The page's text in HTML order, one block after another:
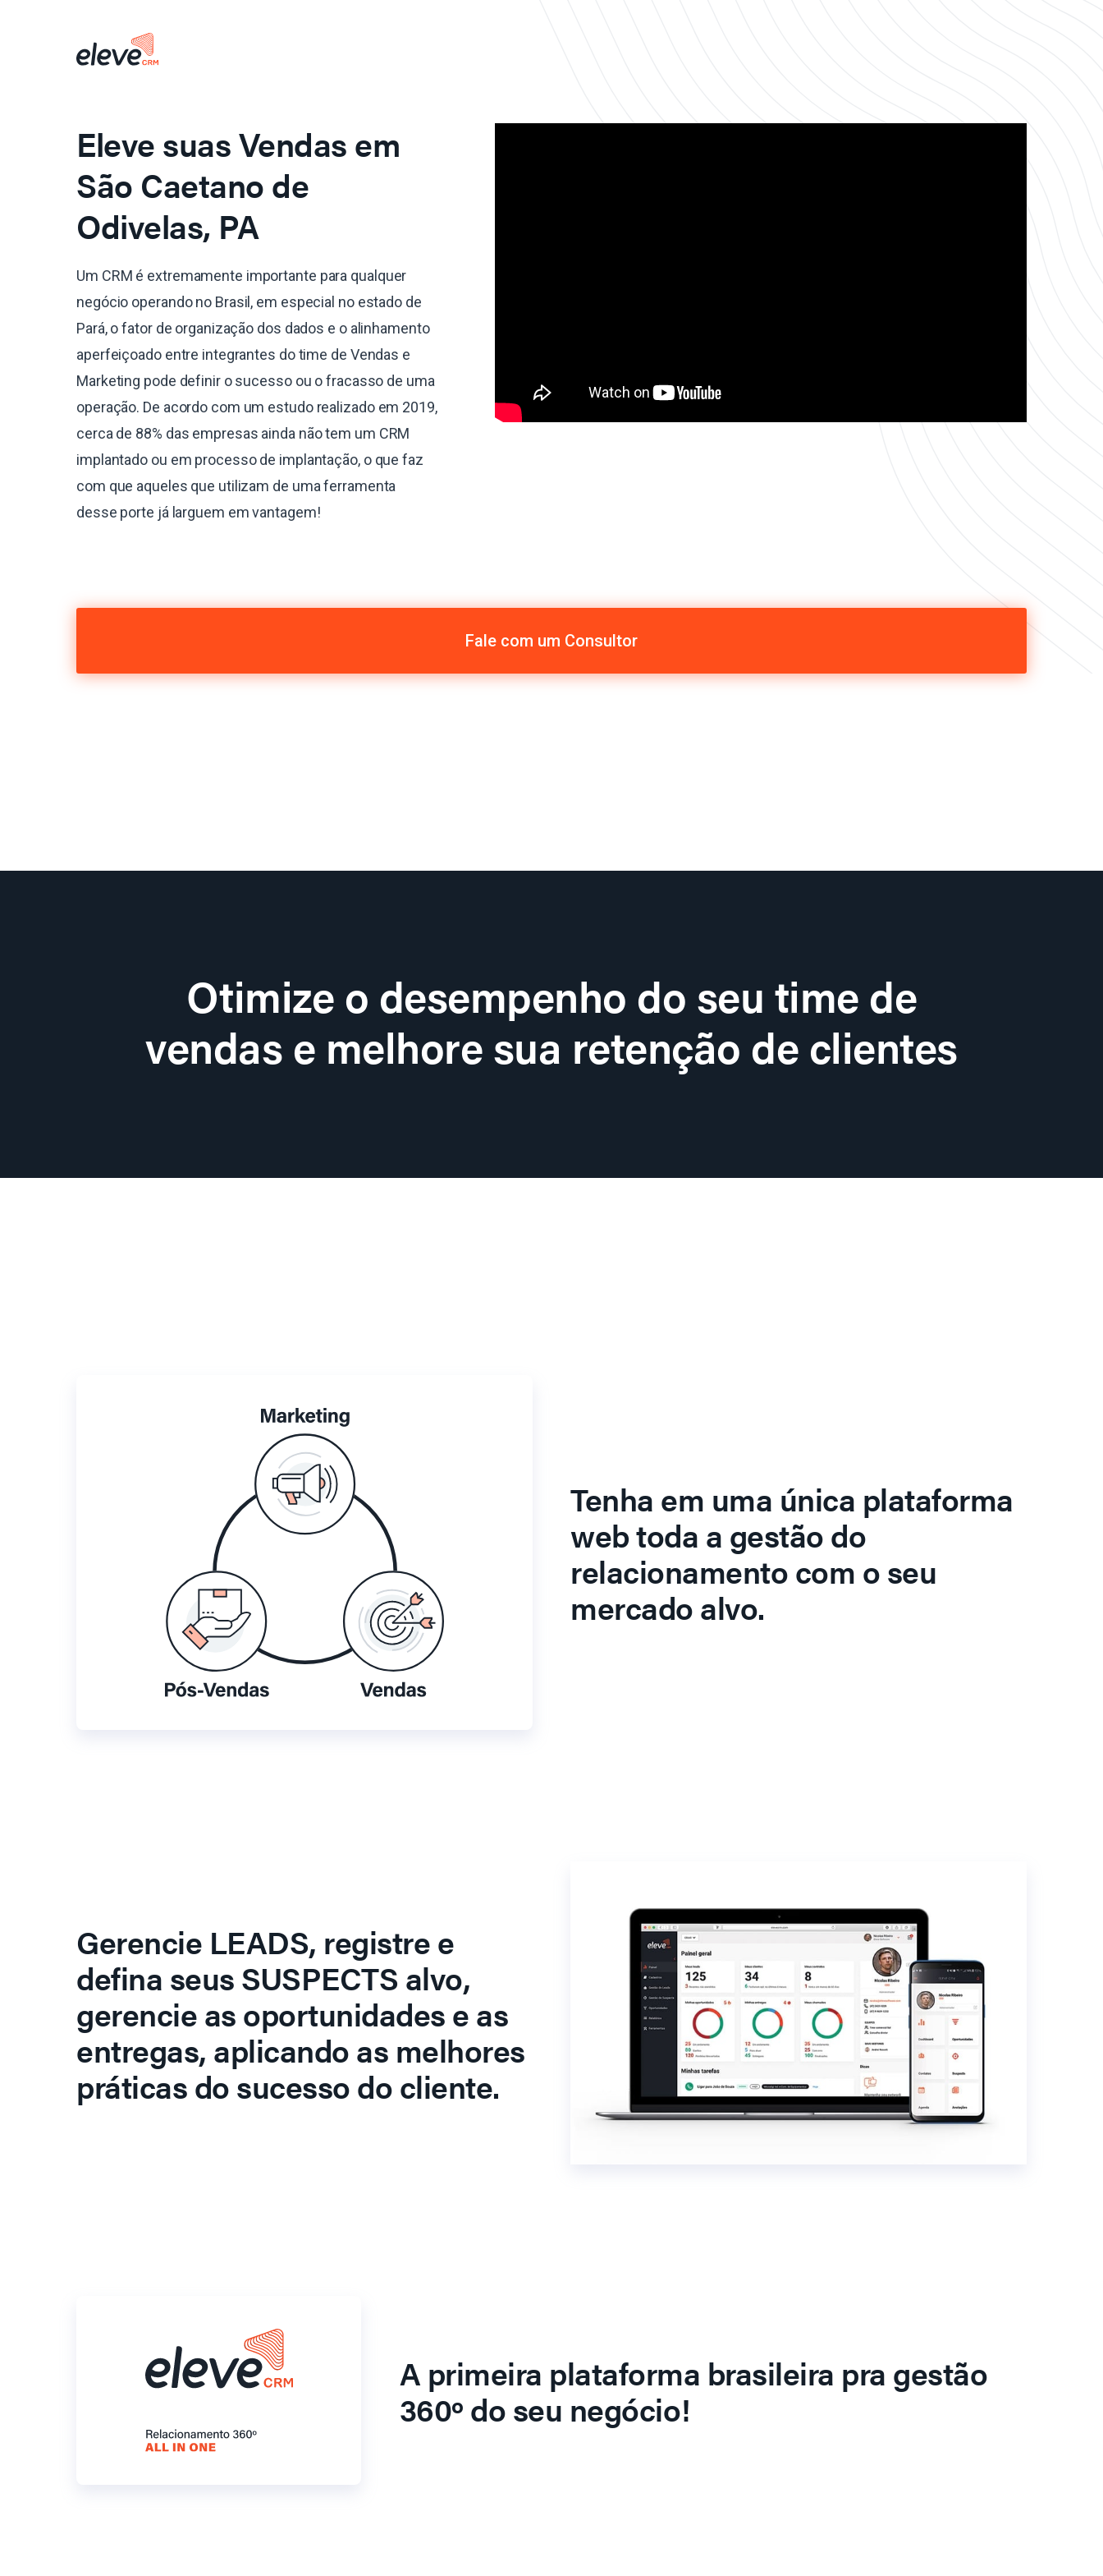
Eleve suas Vendas em
São Caetano de
Odivelas, PA
Um CRM é extremamente importante para qualquer
negócio operando no Brasil, em especial no estado de
Pará, o fator de organização dos dados e o alinhamento
aperfeiçoado entre integrantes do time de Vendas e
Marketing pode definir o sucesso ou o fracasso de uma
operação. De acordo com um estudo realizado em 2019,
cerca de 88% das empresas ainda não tem um CRM
implantado ou em processo de implantação, o que faz
com que aqueles que utilizam de uma ferramenta
desse porte já larguem em vantagem!
Fale com um Consultor
Otimize o desempenho do seu time de
vendas e melhore sua retenção de clientes
Tenha em uma única plataforma
web toda a gestão do
relacionamento com o seu
mercado alvo.
Gerencie LEADS, registre e
defina seus SUSPECTS alvo,
gerencie as oportunidades e as
entregas, aplicando as melhores
práticas do sucesso do cliente.
A primeira plataforma brasileira pra gestão
360º do seu negócio!